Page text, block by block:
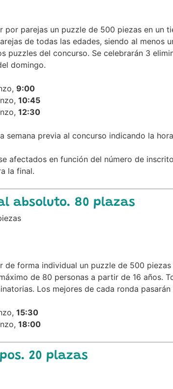
por parejas un puzzle de 500 piezas en un
de todas las edades, siendo al menos
puzzles del concurso. Se celebrarán 3
domingo.
9:00
10:45
12:30
semana previa al concurso indicando la
afectados en función del número de
la final.
absoluto. 80 plazas
de forma individual un puzzle de 500
de 80 personas a partir de 16 años.
Los mejores de cada ronda
15:30
18:00
20 plazas